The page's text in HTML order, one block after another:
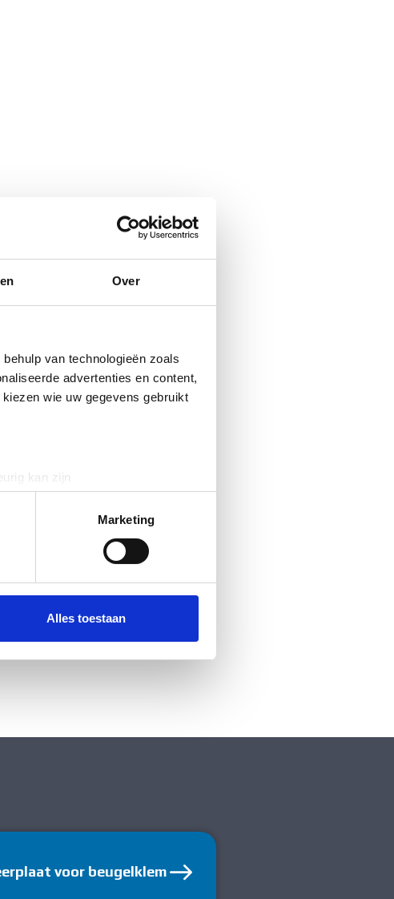
Over
van technologieën zoals
advertenties en content,
wie uw gegevens gebruikt
kan zijn
het
detailgedeeltein. U kunt uw
onze partners voor social
informatie die u aan ze heeft
Marketing
Alles toestaan
voor beugelklem